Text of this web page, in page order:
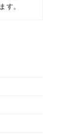
す。